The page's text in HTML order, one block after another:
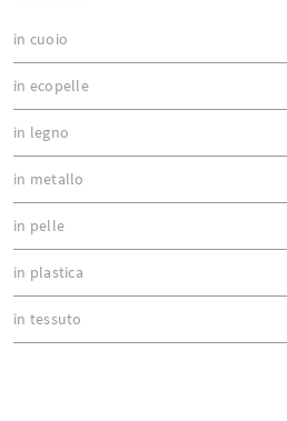
in cuoio
in ecopelle
in legno
in metallo
in pelle
in plastica
in tessuto